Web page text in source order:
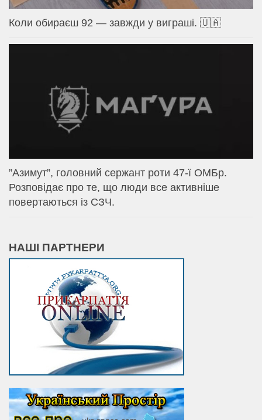
Коли обираєш 92 — завжди у виграші. 🇺🇦
⁨”Азимут”, головний сержант роти 47-ї ОМБр.
Розповідає про те, що люди все активніше
повертаються із СЗЧ.
НАШІ ПАРТНЕРИ